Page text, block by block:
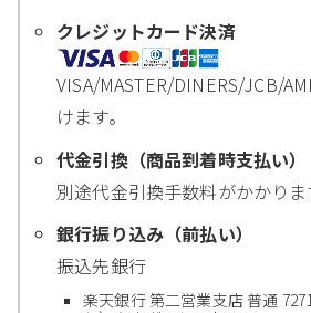
クレジットカード決済
VISA/MASTER/DINERS/JCB/
けます。
代金引換（商品到着時支払い）
別途代金引換手数料がかかりま
銀行振り込み（前払い）
振込先銀行
楽天銀行 第二営業支店 普通